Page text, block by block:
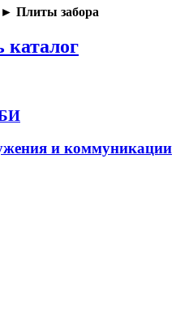
► Плиты забора
каталог
и коммуникации